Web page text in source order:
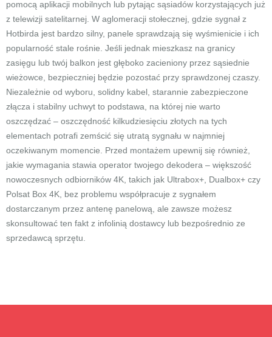
pomocą aplikacji mobilnych lub pytając sąsiadów korzystających już
z telewizji satelitarnej. W aglomeracji stołecznej, gdzie sygnał z
Hotbirda jest bardzo silny, panele sprawdzają się wyśmienicie i ich
popularność stale rośnie. Jeśli jednak mieszkasz na granicy
zasięgu lub twój balkon jest głęboko zacieniony przez sąsiednie
wieżowce, bezpieczniej będzie pozostać przy sprawdzonej czaszy.
Niezależnie od wyboru, solidny kabel, starannie zabezpieczone
złącza i stabilny uchwyt to podstawa, na której nie warto
oszczędzać – oszczędność kilkudziesięciu złotych na tych
elementach potrafi zemścić się utratą sygnału w najmniej
oczekiwanym momencie. Przed montażem upewnij się również,
jakie wymagania stawia operator twojego dekodera – większość
nowoczesnych odbiorników 4K, takich jak Ultrabox+, Dualbox+ czy
Polsat Box 4K, bez problemu współpracuje z sygnałem
dostarczanym przez antenę panelową, ale zawsze możesz
skonsultować ten fakt z infolinią dostawcy lub bezpośrednio ze
sprzedawcą sprzętu.